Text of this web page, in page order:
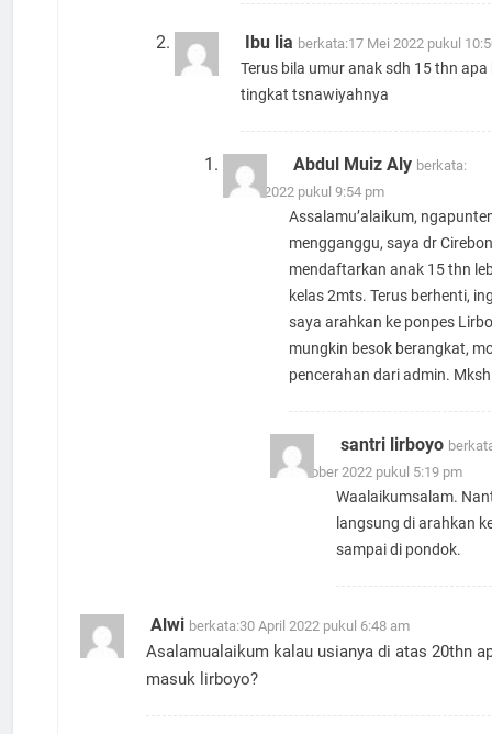
Ibu lia berkata:17 Mei 2022 pukul
Terus bila umur anak sdh 15 thn
tingkat tsnawiyahnya
Abdul Muiz Aly berkata:
4 Juni 2022 pukul 9:54 pm
Assalamu’alaikum,
mengganggu, saya dr
mendaftarkan anak 15 thn
kelas 2mts. Terus berhenti,
saya arahkan ke ponpes
mungkin besok berangkat,
pencerahan dari admin. Mksh
santri lirboyo
26 Oktober 2022 pukul 5:19 pm
Waalaikumsalam.
langsung di arahkan
sampai di pondok.
Alwi berkata:30 April 2022 pukul 6:48 am
Asalamualaikum kalau usianya di atas 20thn
masuk lirboyo?